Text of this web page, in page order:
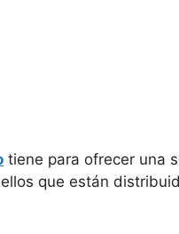
tiene para ofrecer una
que están